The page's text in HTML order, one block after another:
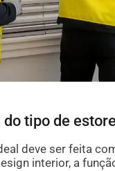
tipo de
deve ser feita
interior, a